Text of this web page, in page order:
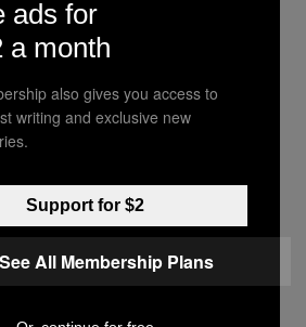
en 15, histoire d’avoir le
possible. Parce que
le passer chez moi à
ads for
a month
also gives you access to
writing and exclusive new
Support for $2
See All Membership Plans